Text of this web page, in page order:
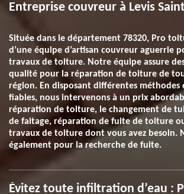
Entreprise couvreur à Levis
Située dans le département 78320, Pro
d’une équipe d’artisan couvreur aguerrie
travaux de toiture. Notre équipe assure
qualité pour la réparation de toiture de
région. En disposant différentes méthodes
fiables, nous intervenons à un prix
réparation de toiture, le changement de
de faitage, réparation de fuite de toiture
travaux de toiture dont vous avez besoin.
également pour la recherche de fuite.
Évitez toute infiltration d’eau :